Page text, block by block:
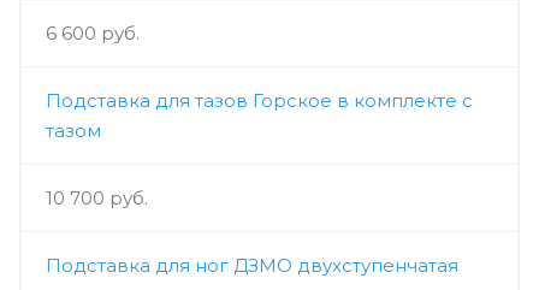
6 600 руб.
Подставка для тазов Горское в комплекте с
тазом
10 700 руб.
Подставка для ног ДЗМО двухступенчатая